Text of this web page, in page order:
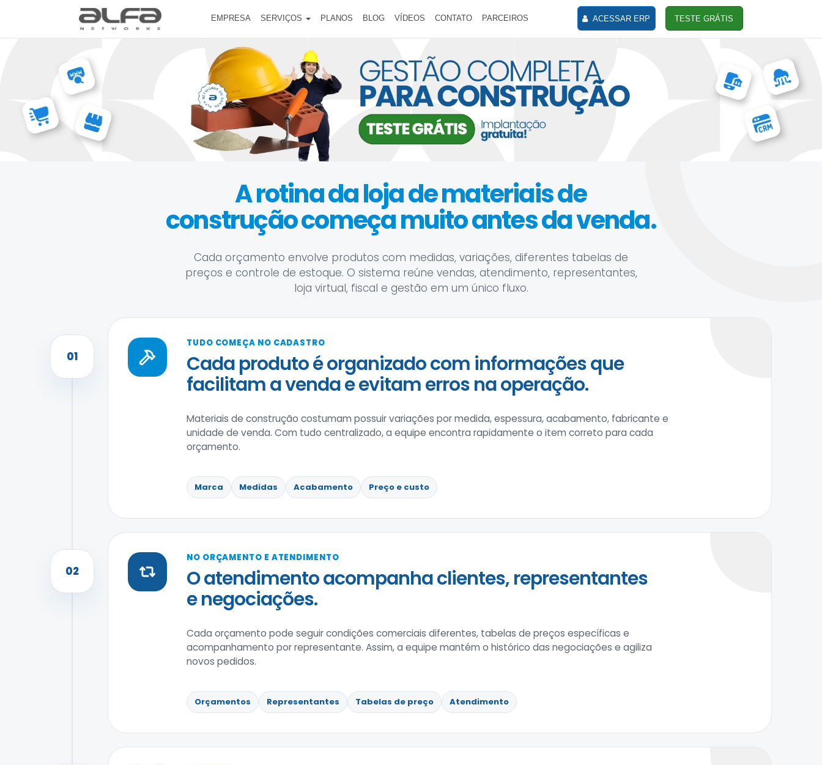
EMPRESA SERVIÇOS PLANOS BLOG VÍDEOS CONTATO PARCEIROS ACESSAR ERP TESTE GRÁTIS
A rotina da loja de materiais de
construção começa muito antes da venda.
Cada orçamento envolve produtos com medidas, variações, diferentes tabelas de
preços e controle de estoque. O sistema reúne vendas, atendimento, representantes,
loja virtual, fiscal e gestão em um único fluxo.
01
TUDO COMEÇA NO CADASTRO
Cada produto é organizado com informações que
facilitam a venda e evitam erros na operação.
Materiais de construção costumam possuir variações por medida, espessura, acabamento, fabricante e
unidade de venda. Com tudo centralizado, a equipe encontra rapidamente o item correto para cada
orçamento.
Marca Medidas Acabamento Preço e custo
02
NO ORÇAMENTO E ATENDIMENTO
O atendimento acompanha clientes, representantes
e negociações.
Cada orçamento pode seguir condições comerciais diferentes, tabelas de preços específicas e
acompanhamento por representante. Assim, a equipe mantém o histórico das negociações e agiliza
novos pedidos.
Orçamentos Representantes Tabelas de preço Atendimento